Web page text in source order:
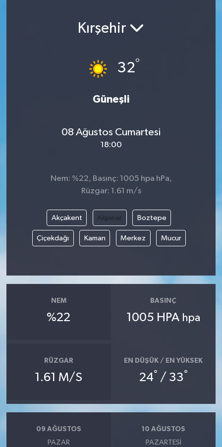
Kırşehir
32°
Güneşli
08 Ağustos Cumartesi
18:00
Nem: %22, Basınç: 1005 hpa hPa,
Rüzgar: 1.61 m/s
Akçakent Akpınar Boztepe
Çiçekdağı Kaman Merkez Mucur
NEM
%22
BASINÇ
1005 HPA hpa
RÜZGAR
1.61 M/S
EN DÜŞÜK / EN YÜKSEK
24° / 33°
09 AĞUSTOS
PAZAR
10 AĞUSTOS
PAZARTESI